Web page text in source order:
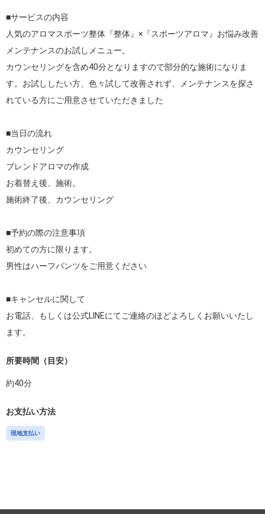
■サービスの内容
人気のアロマスポーツ整体『整体』×『スポーツアロマ』お悩み改善
メンテナンスのお試しメニュー。
カウンセリングを含め40分となりますので部分的な施術になりま
す。お試ししたい方、色々試して改善されず、メンテナンスを探さ
れている方にご用意させていただきました
■当日の流れ
カウンセリング
ブレンドアロマの作成
お着替え後、施術。
施術終了後、カウンセリング
■予約の際の注意事項
初めての方に限ります。
男性はハーフパンツをご用意ください
■キャンセルに関して
お電話、もしくは公式LINEにてご連絡のほどよろしくお願いいたし
ます。
所要時間（目安）
約40分
お支払い方法
現地支払い